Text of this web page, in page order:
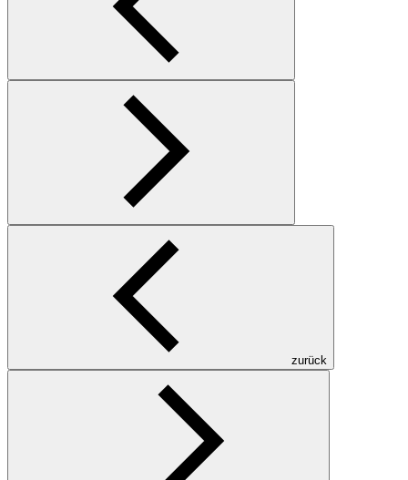
Bundeswehr/Marcus Mohr
Am Wochenende nach dem offiziellen Empfang
öffnen beide Schiffe ihre Stellings für die
deutsche Öffentlichkeit. Rund 7.000 Neugierige
kommen an den zwei Tagen des Open Ship an
Bundeswehr/Marcus Mohr